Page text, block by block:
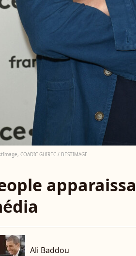
COADIC GUIREC / BESTIMAGE
Ali Baddou